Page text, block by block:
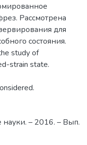
Рассмотрена
для
состояния.
study of
strain state.
науки. – 2016. – Вып.